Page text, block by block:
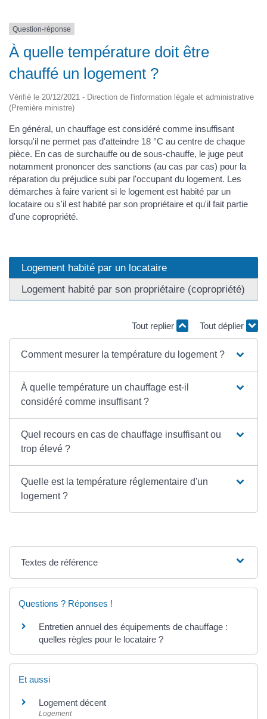
Question-réponse
À quelle température doit être
chauffé un logement ?
Vérifié le 20/12/2021 - Direction de l'information légale et administrative
(Première ministre)
En général, un chauffage est considéré comme insuffisant
lorsqu'il ne permet pas d'atteindre 18 °C au centre de chaque
pièce. En cas de surchauffe ou de sous-chauffe, le juge peut
notamment prononcer des sanctions (au cas par cas) pour la
réparation du préjudice subi par l'occupant du logement. Les
démarches à faire varient si le logement est habité par un
locataire ou s'il est habité par son propriétaire et qu'il fait partie
d'une copropriété.
Logement habité par un locataire
Logement habité par son propriétaire (copropriété)
Tout replier Tout déplier
Comment mesurer la température du logement ?
À quelle température un chauffage est-il
considéré comme insuffisant ?
Quel recours en cas de chauffage insuffisant ou
trop élevé ?
Quelle est la température réglementaire d'un
logement ?
Textes de référence
Questions ? Réponses !
Entretien annuel des équipements de chauffage :
quelles règles pour le locataire ?
Et aussi
Logement décent
Logement